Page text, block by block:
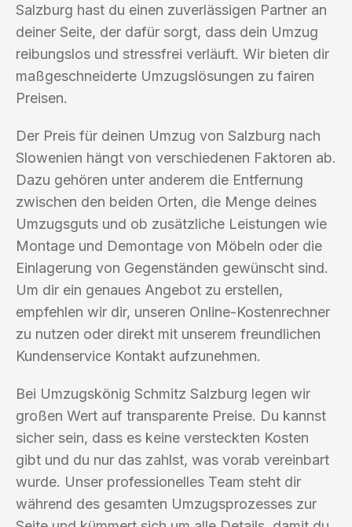
Salzburg hast du einen zuverlässigen Partner an
deiner Seite, der dafür sorgt, dass dein Umzug
reibungslos und stressfrei verläuft. Wir bieten dir
maßgeschneiderte Umzugslösungen zu fairen
Preisen.
Der Preis für deinen Umzug von Salzburg nach
Slowenien hängt von verschiedenen Faktoren ab.
Dazu gehören unter anderem die Entfernung
zwischen den beiden Orten, die Menge deines
Umzugsguts und ob zusätzliche Leistungen wie
Montage und Demontage von Möbeln oder die
Einlagerung von Gegenständen gewünscht sind.
Um dir ein genaues Angebot zu erstellen,
empfehlen wir dir, unseren Online-Kostenrechner
zu nutzen oder direkt mit unserem freundlichen
Kundenservice Kontakt aufzunehmen.
Bei Umzugskönig Schmitz Salzburg legen wir
großen Wert auf transparente Preise. Du kannst
sicher sein, dass es keine versteckten Kosten
gibt und du nur das zahlst, was vorab vereinbart
wurde. Unser professionelles Team steht dir
während des gesamten Umzugsprozesses zur